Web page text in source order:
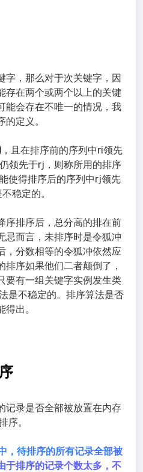
字，那么对于次关键字，因
存在两个或两个以上的关键
能会存在不唯一的情况，我
定义。
且在排序前的序列中ri领先
领先于rj，则称所用的排序
使得排序后的序列中rj领先
稳定的。
序排序后，总分高的排在前
忌而言，未排序时是令狐冲
，分数相等的令狐冲依然应
序如果他们二者颠倒了，
要有一组关键字实例发生类
是不稳定的。排序算法是否
出。
记录是否全部被放置在内存
序。
，待排序的所有记录全部被
于排序的记录个数太多，不